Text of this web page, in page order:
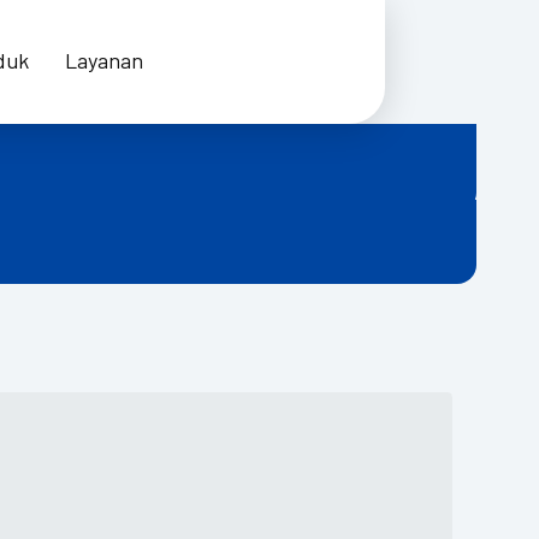
Layanan